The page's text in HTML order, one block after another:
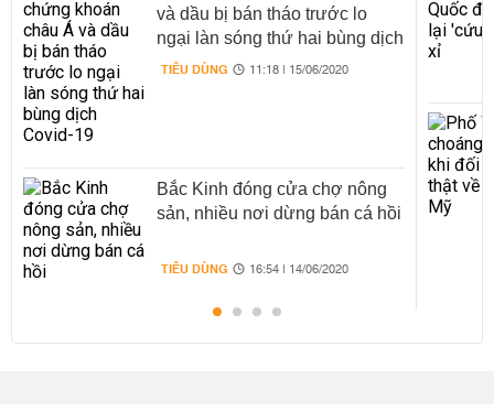
và dầu bị bán tháo trước lo
ngại làn sóng thứ hai bùng dịch
Covid-19
TIÊU DÙNG 11:18 | 15/06/2020
Bắc Kinh đóng cửa chợ nông
sản, nhiều nơi dừng bán cá hồi
TIÊU DÙNG 16:54 | 14/06/2020